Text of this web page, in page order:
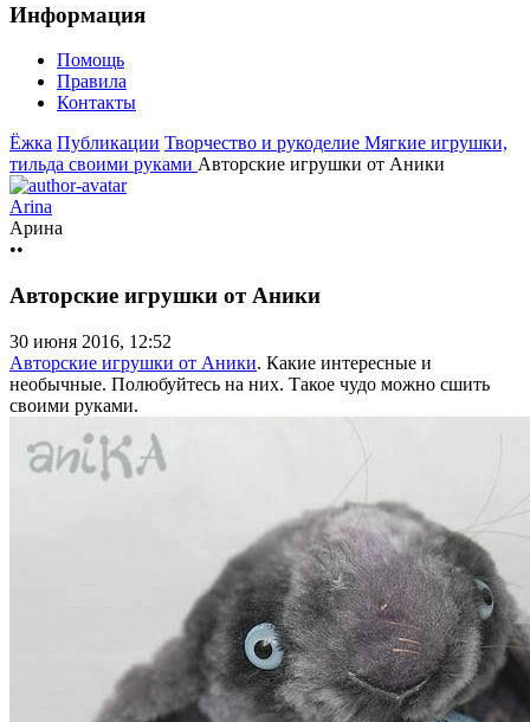
Информация
Помощь
Правила
Контакты
Ёжка Публикации Творчество и рукоделие Мягкие игрушки,
тильда своими руками Авторские игрушки от Аники
Arina
Арина
••
Авторские игрушки от Аники
30 июня 2016, 12:52
Авторские игрушки от Аники. Какие интересные и
необычные. Полюбуйтесь на них. Такое чудо можно сшить
своими руками.